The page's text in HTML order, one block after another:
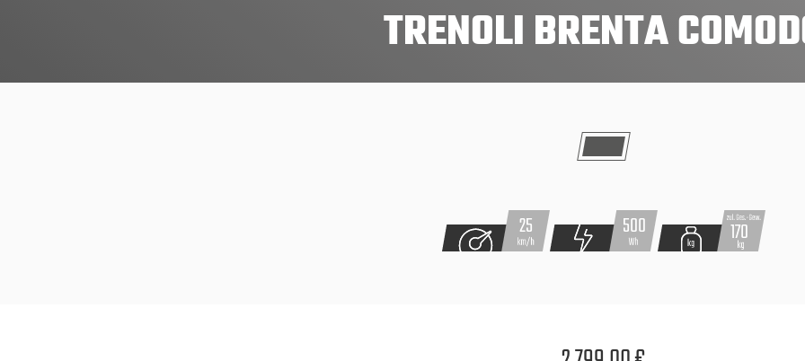
TRENOLI BRENTA
25 500 170